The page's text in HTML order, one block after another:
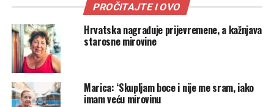
PROČITAJTE I OVO
Hrvatska nagrađuje prijevremene, a kažnjava
starosne mirovine
Marica: ‘Skupljam boce i nije me sram, iako
imam veću mirovinu